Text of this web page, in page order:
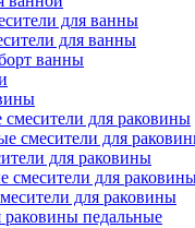
для ванны
для ванны
ванны
смесители для раковины
смесители для
для раковины
для
для раковины
раковины педальные